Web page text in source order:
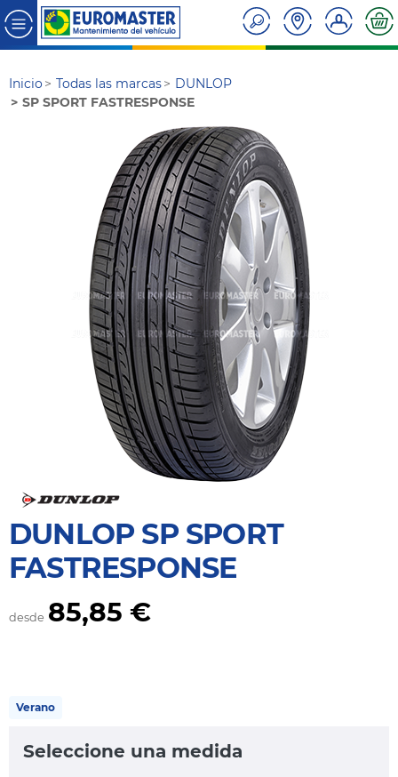
Inicio Todas las marcas
DUNLOP
SP SPORT FASTRESPONSE
DUNLOP SP SPORT
FASTRESPONSE
desde 85,85 €
Verano
Seleccione una medida